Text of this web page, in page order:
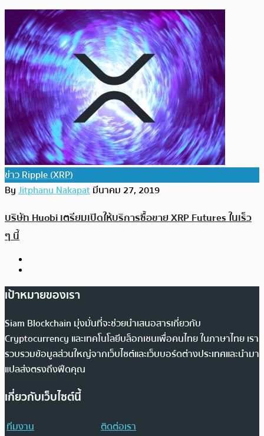
ข่าว Ripple (XRP)
ByJitphanu Nakapatมีนาคม 27, 2019
บริษัท Huobi เตรียมเปิดให้บริการซื้อขาย XRP Futures ในเร็ว
ๆ นี้
เป้าหมายของเรา
Siam Blockchain มุ่งมั่นที่จะช่วยนำเสนอสารเกี่ยวกับ
Cryptocurrency และเทคโนโลยีบล็อกเชนเพื่อคนไทย ในภาษาไทย เรา
รวบรวมข้อมูลส่วนใหญ่จากเว็บไซต์และเว็บบอร์ดต่างประเทศและนำมา
แปลส่งตรงถึงฟีดคุณ
เกี่ยวกับเว็บไซต์นี้
ทีมงาน
ติดต่อเรา